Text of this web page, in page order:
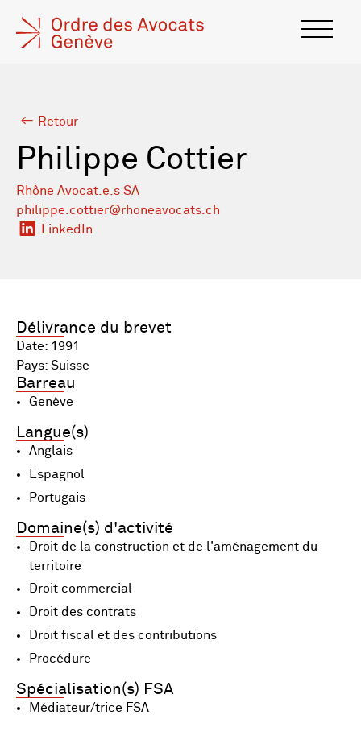
Retour
Philippe Cottier
Rhône Avocat.e.s SA
philippe.cottier@rhoneavocats.ch
LinkedIn
Délivrance du brevet
Date: 1991
Pays: Suisse
Barreau
Genève
Langue(s)
Anglais
Espagnol
Portugais
Domaine(s) d'activité
Droit de la construction et de l'aménagement du
territoire
Droit commercial
Droit des contrats
Droit fiscal et des contributions
Procédure
Spécialisation(s) FSA
Médiateur/trice FSA